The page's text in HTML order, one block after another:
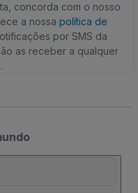
concorda com o nosso
a nossa política de
por SMS da
as receber a qualquer